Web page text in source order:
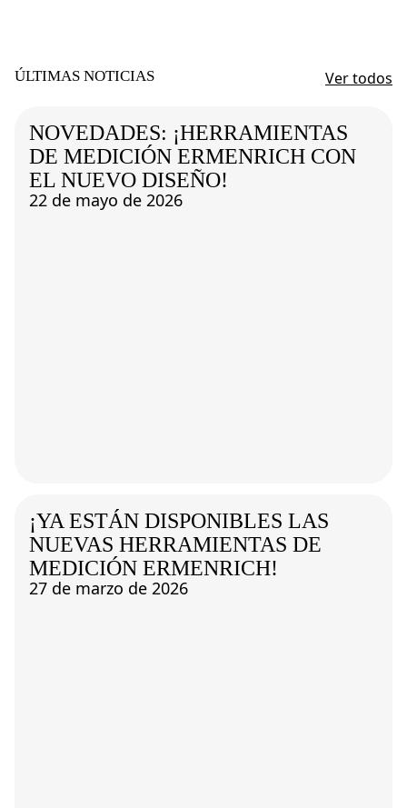
ÚLTIMAS NOTICIAS Ver todos